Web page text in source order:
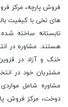
فروش پارچه، مرکز
های نخی با کیفیت
تابستانه ساخته
هستند. مشاوره در
خنک و آزاد در
مشتریان خود در
مشاوره شامل
دوخت، مرکز فروش